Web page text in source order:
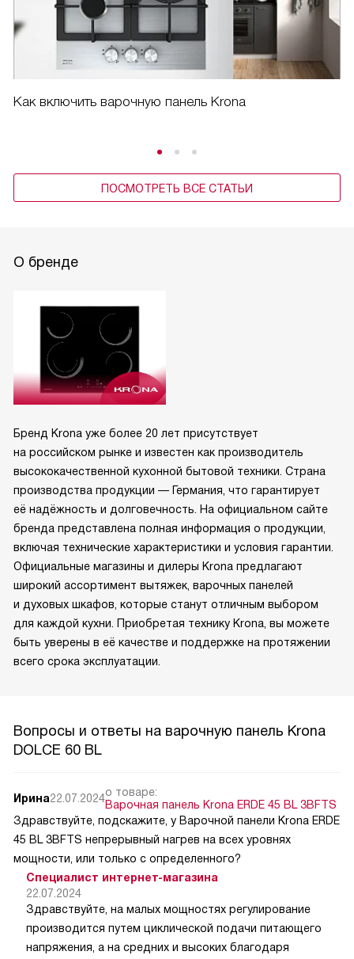
Как включить варочную панель Krona
ПОСМОТРЕТЬ ВСЕ СТАТЬИ
О бренде
Бренд Krona уже более 20 лет присутствует
на российском рынке и известен как производитель
высококачественной кухонной бытовой техники. Страна
производства продукции — Германия, что гарантирует
её надёжность и долговечность. На официальном сайте
бренда представлена полная информация о продукции,
включая технические характеристики и условия гарантии.
Официальные магазины и дилеры Krona предлагают
широкий ассортимент вытяжек, варочных панелей
и духовых шкафов, которые станут отличным выбором
для каждой кухни. Приобретая технику Krona, вы можете
быть уверены в её качестве и поддержке на протяжении
всего срока эксплуатации.
Вопросы и ответы на варочную панель Krona
DOLCE 60 BL
Ирина22.07.2024о товаре:
Варочная панель Krona ERDE 45 BL 3BFTS
Здравствуйте, подскажите, у Варочной панели Krona ERDE
45 BL 3BFTS непрерывный нагрев на всех уровнях
мощности, или только с определенного?
Специалист интернет-магазина
22.07.2024
Здравствуйте, на малых мощностях регулирование
производится путем циклической подачи питающего
напряжения, а на средних и высоких благодаря